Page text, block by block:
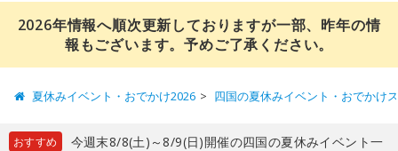
2026年情報へ順次更新しておりますが一部、昨年の情
報もございます。予めご了承ください。
夏休みイベント・おでかけ2026 四国の夏休みイベント・おでかけ
おすすめ
今週末8/8(土)～8/9(日)開催の四国の夏休みイベント一